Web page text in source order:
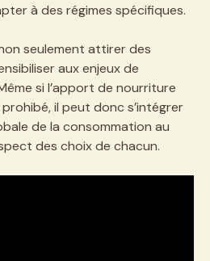
à des régimes spécifiques.
seulement attirer des
aux enjeux de
si l’apport de nourriture
il peut donc s’intégrer
de la consommation au
des choix de chacun.